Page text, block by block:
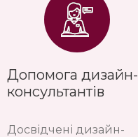
Допомога дизайн-
консультантів
Досвідчені дизайн-